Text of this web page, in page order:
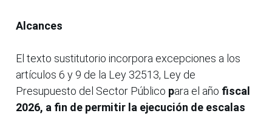
Alcances
El texto sustitutorio incorpora excepciones a los
artículos 6 y 9 de la Ley 32513, Ley de
Presupuesto del Sector Público para el año fiscal
2026, a fin de permitir la ejecución de escalas